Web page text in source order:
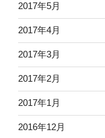
2017年5月
2017年4月
2017年3月
2017年2月
2017年1月
2016年12月